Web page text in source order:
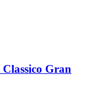
Gran